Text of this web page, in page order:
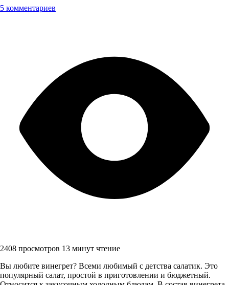
5 комментариев
2408 просмотров 13 минут чтение
Вы любите винегрет? Всеми любимый с детства салатик. Это
популярный салат, простой в приготовлении и бюджетный.